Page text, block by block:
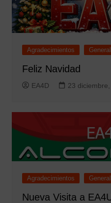
Agradecimientos General
Feliz Navidad
EA4D 23
Agradecimientos General
Nueva Visita a